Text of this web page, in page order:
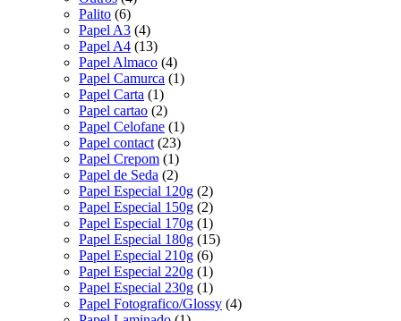
Palito (6)
Papel A3 (4)
Papel A4 (13)
Papel Almaco (4)
Papel Camurca (1)
Papel Carta (1)
Papel cartao (2)
Papel Celofane (1)
Papel contact (23)
Papel Crepom (1)
Papel de Seda (2)
Papel Especial 120g (2)
Papel Especial 150g (2)
Papel Especial 170g (1)
Papel Especial 180g (15)
Papel Especial 210g (6)
Papel Especial 220g (1)
Papel Especial 230g (1)
Papel Fotografico/Glossy (4)